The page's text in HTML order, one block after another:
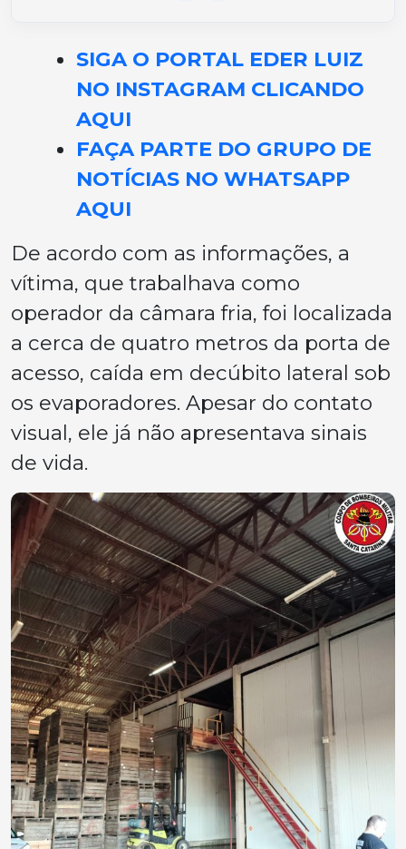
SIGA O PORTAL EDER LUIZ
NO INSTAGRAM CLICANDO
AQUI
FAÇA PARTE DO GRUPO DE
NOTÍCIAS NO WHATSAPP
AQUI
De acordo com as informações, a
vítima, que trabalhava como
operador da câmara fria, foi localizada
a cerca de quatro metros da porta de
acesso, caída em decúbito lateral sob
os evaporadores. Apesar do contato
visual, ele já não apresentava sinais
de vida.